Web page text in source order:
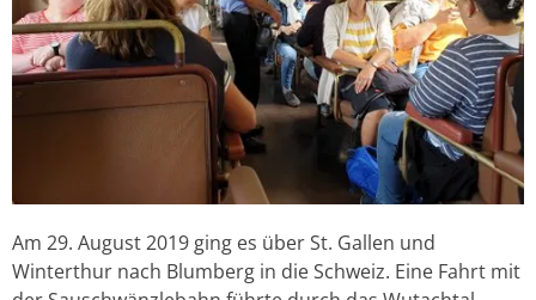
Am 29. August 2019 ging es über St. Gallen und
Winterthur nach Blumberg in die Schweiz. Eine Fahrt mit